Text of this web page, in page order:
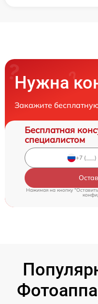
Нужна
Закажите
Бесплатная
специалистом
Нажимая на кнопку